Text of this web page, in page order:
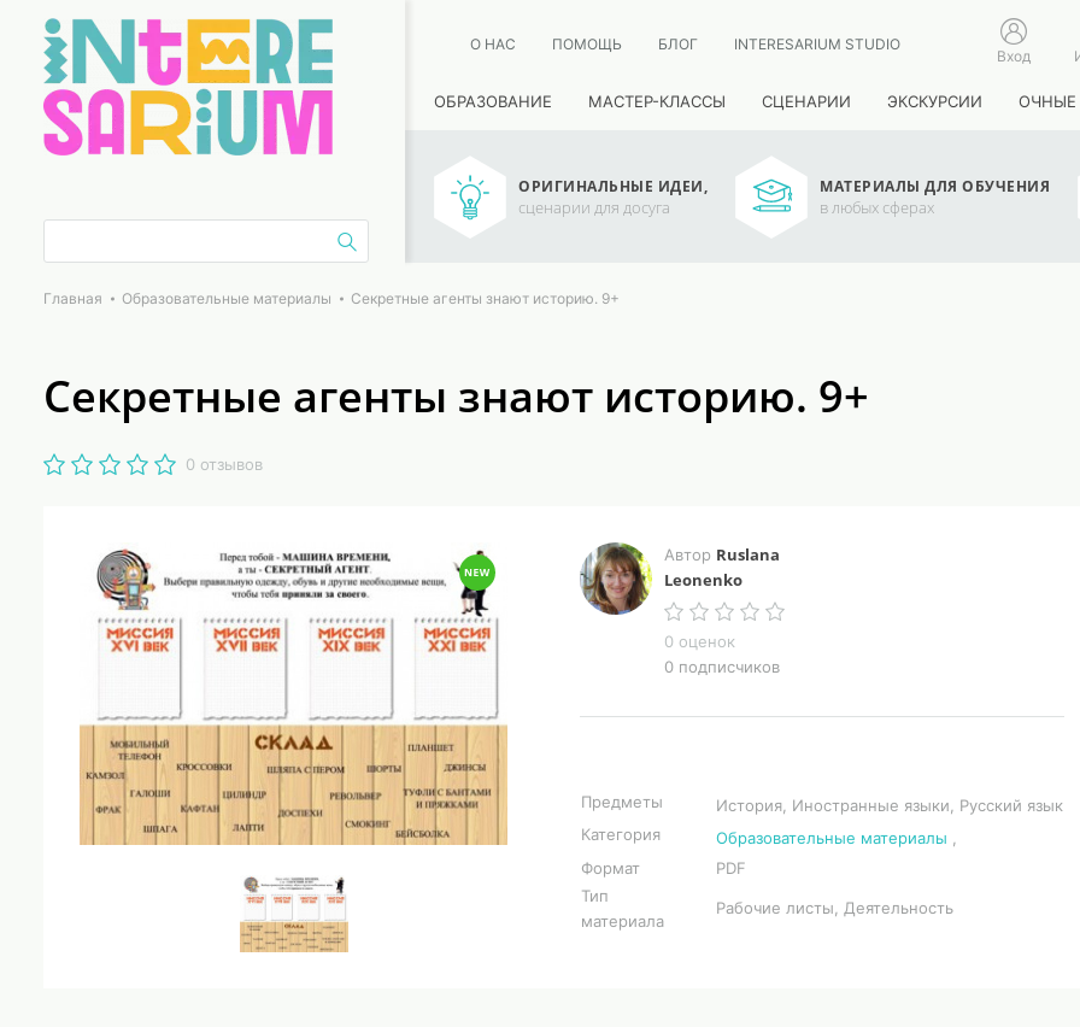
О НАС ПОМОЩЬ БЛОГ INTERESARIUM STUDIO
Вход
ОБРАЗОВАНИЕ МАСТЕР-КЛАССЫ СЦЕНАРИИ ЭКСКУРСИИ ОЧНЫЕ
ОРИГИНАЛЬНЫЕ ИДЕИ,
сценарии для досуга
МАТЕРИАЛЫ ДЛЯ ОБУЧЕНИЯ
в любых сферах
Главная Образовательные материалы Секретные агенты знают историю. 9+
Секретные агенты знают историю. 9+
0 отзывов
Автор Ruslana
Leonenko
0 оценок
0 подписчиков
Предметы
История, Иностранные языки, Русский язык
Категория
Образовательные материалы
Формат
PDF
Тип
материала
Рабочие листы, Деятельность